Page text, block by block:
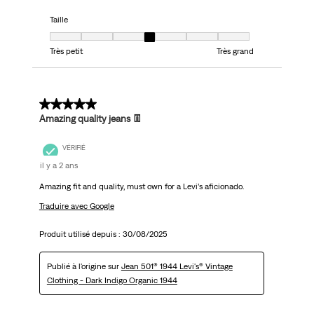
Taille
Taille, 4 sur 7, où 1 est égal à Très petit et 7 est égal à Très grand
Très petit
Très grand
5 sur 5 étoiles.
Amazing quality jeans 👖
VÉRIFIÉ
il y a 2 ans
Amazing fit and quality, must own for a Levi’s aficionado.
Traduire avec Google
Produit utilisé depuis : 30/08/2025
Publié à l'origine sur Jean 501® 1944 Levi's® Vintage
Clothing - Dark Indigo Organic 1944